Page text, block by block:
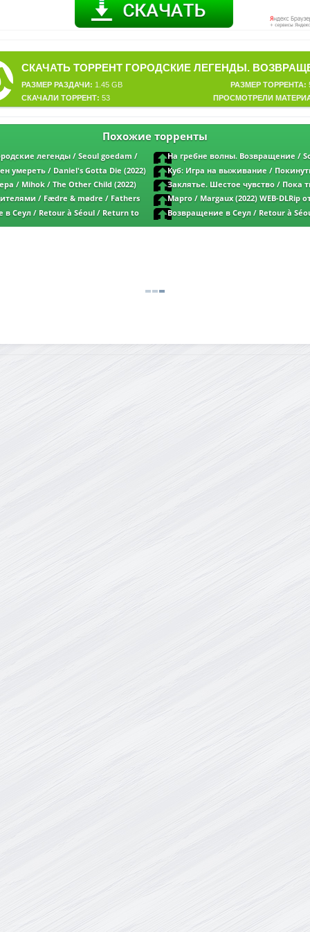
РАЗМЕР ТОРРЕНТА:
РАЗМЕР РАЗДАЧИ: 1.45 GB
ПРОСМОТРЕЛИ
СКАЧАЛИ ТОРРЕНТ: 53
Похожие торренты
легенды / Seoul goedam /
(2022) WEB-DLRip от New-Team | L2 |
На гребне волны. Возвращение /
(2023) WEB-DLRip от DoMiNo &
Media
умереть / Daniel's Gotta Die (2022)
& селезень | D | CPI Films
Куб: Игра на выживание /
Abandon (2022) WEB-DLRip от DoMiNo &
Akimbo Production
/ Mihok / The Other Child (2022)
& селезень | D | Lucky Production
версия
Заклятье. Шестое чувство / Пока
Desaparecer por completo (2022) WEB-
& селезень | P2 | ViruseProject
/ Fædre & mødre / Fathers
WEB-DLRip от DoMiNo & селезень | P
Марго / Margaux (2022) WEB-DLRip
селезень | D
в Сеул / Retour à Séoul / Return to
от MegaPeer | P
Возвращение в Сеул / Retour à
Seoul (2022) BDRip от MegaPeer | P